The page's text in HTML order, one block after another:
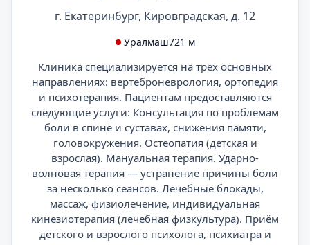
г. Екатеринбург, Кировградская, д. 12
Уралмаш721 м
Клиника специализируется на трех основных
направлениях: вертеброневрология, ортопедия
и психотерапия. Пациентам предоставляются
следующие услуги: Консультация по проблемам
боли в спине и суставах, снижения памяти,
головокружения. Остеопатия (детская и
взрослая). Мануальная терапия. Ударно-
волновая терапия — устранение причины боли
за несколько сеансов. Лечебные блокады,
массаж, физиолечение, индивидуальная
кинезиотерапия (лечебная физкультура). Приём
детского и взрослого психолога, психиатра и